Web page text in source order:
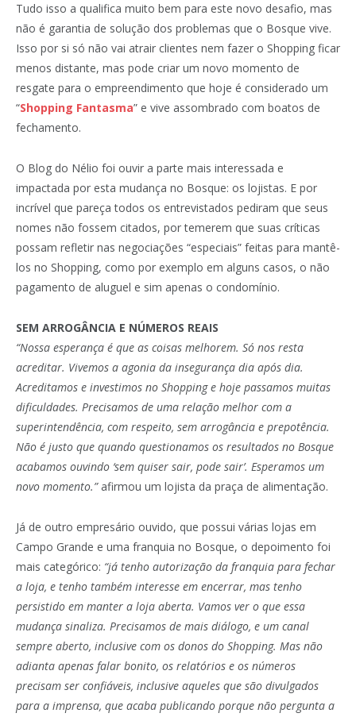
Tudo isso a qualifica muito bem para este novo desafio, mas
não é garantia de solução dos problemas que o Bosque vive.
Isso por si só não vai atrair clientes nem fazer o Shopping ficar
menos distante, mas pode criar um novo momento de
resgate para o empreendimento que hoje é considerado um
“Shopping Fantasma” e vive assombrado com boatos de
fechamento.
O Blog do Nélio foi ouvir a parte mais interessada e
impactada por esta mudança no Bosque: os lojistas. E por
incrível que pareça todos os entrevistados pediram que seus
nomes não fossem citados, por temerem que suas críticas
possam refletir nas negociações “especiais” feitas para mantê-
los no Shopping, como por exemplo em alguns casos, o não
pagamento de aluguel e sim apenas o condomínio.
SEM ARROGÂNCIA E NÚMEROS REAIS
“Nossa esperança é que as coisas melhorem. Só nos resta
acreditar. Vivemos a agonia da insegurança dia após dia.
Acreditamos e investimos no Shopping e hoje passamos muitas
dificuldades. Precisamos de uma relação melhor com a
superintendência, com respeito, sem arrogância e prepotência.
Não é justo que quando questionamos os resultados no Bosque
acabamos ouvindo ‘sem quiser sair, pode sair’. Esperamos um
novo momento.”afirmou um lojista da praça de alimentação.
Já de outro empresário ouvido, que possui várias lojas em
Campo Grande e uma franquia no Bosque, o depoimento foi
mais categórico: “já tenho autorização da franquia para fechar
a loja, e tenho também interesse em encerrar, mas tenho
persistido em manter a loja aberta. Vamos ver o que essa
mudança sinaliza. Precisamos de mais diálogo, e um canal
sempre aberto, inclusive com os donos do Shopping. Mas não
adianta apenas falar bonito, os relatórios e os números
precisam ser confiáveis, inclusive aqueles que são divulgados
para a imprensa, que acaba publicando porque não pergunta a